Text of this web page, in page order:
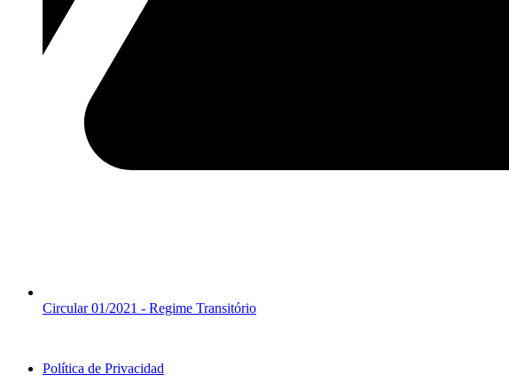
Circular 01/2021 - Regime Transitório
Política de Privacidad